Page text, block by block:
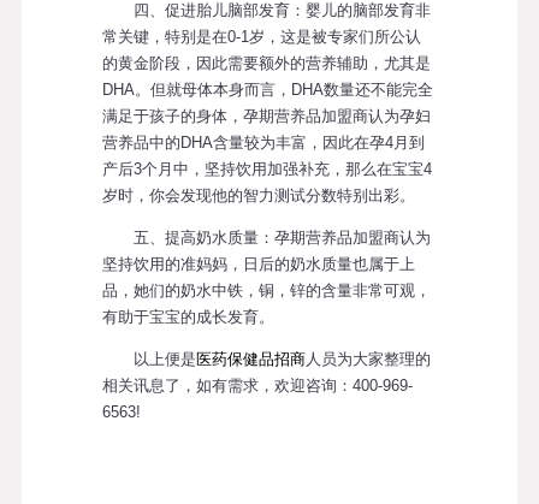
四、促进胎儿脑部发育：婴儿的脑部发育非
常关键，特别是在0-1岁，这是被专家们所公认
的黄金阶段，因此需要额外的营养辅助，尤其是
DHA。但就母体本身而言，DHA数量还不能完全
满足于孩子的身体，孕期营养品加盟商认为孕妇
营养品中的DHA含量较为丰富，因此在孕4月到
产后3个月中，坚持饮用加强补充，那么在宝宝4
岁时，你会发现他的智力测试分数特别出彩。
五、提高奶水质量：孕期营养品加盟商认为
坚持饮用的准妈妈，日后的奶水质量也属于上
品，她们的奶水中铁，铜，锌的含量非常可观，
有助于宝宝的成长发育。
以上便是医药保健品招商人员为大家整理的
相关讯息了，如有需求，欢迎咨询：400-969-
6563!